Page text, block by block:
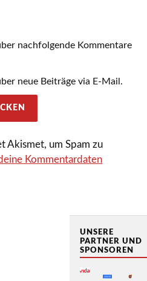
nachfolgende Kommentare
neue Beiträge via E-Mail.
Akismet, um Spam zu
Kommentardaten
UNSERE
PARTNER UND
SPONSOREN